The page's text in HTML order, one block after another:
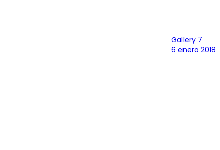
Gallery 7
6 enero 2018